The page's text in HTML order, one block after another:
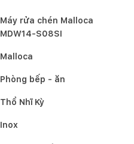
Máy rửa chén Malloca
MDW14-S08SI
Malloca
Phòng bếp - ăn
Thổ Nhĩ Kỳ
Inox